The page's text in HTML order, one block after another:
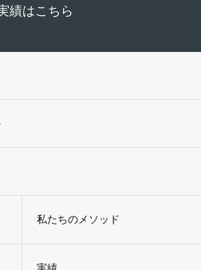
績はこちら
私たちのメソッド